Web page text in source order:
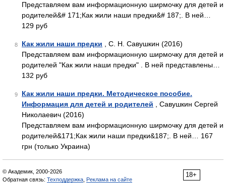
Представляем вам информационную ширмочку для детей и
родителей&# 171;Как жили наши предки&# 187;. В ней…
129 руб
8 Как жили наши предки , С. Н. Савушкин (2016)
Представляем вам информационную ширмочку для детей и
родителей "Как жили наши предки" . В ней представлены…
132 руб
9
Как жили наши предки. Методическое пособие.
Информация для детей и родителей , Савушкин Сергей
Николаевич (2016)
Представляем вам информационную ширмочку для детей и
родителей&171;Как жили наши предки&187;. В ней… 167
грн (только Украина)
18+
© Академик, 2000-2026
Обратная связь: Техподдержка Реклама на сайте